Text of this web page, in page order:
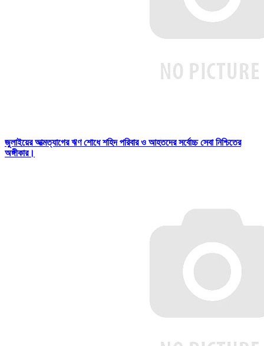
জুলাইয়ের আত্মত্যাগের ঋণ শোধে শহিদ পরিবার ও আহতদের সর্বোচ্চ সেবা নিশ্চিতের
অঙ্গীকার।